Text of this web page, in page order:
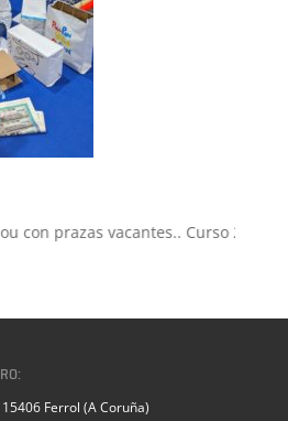
prazas vacantes.. Curso 2026-
Ferrol (A Coruña)